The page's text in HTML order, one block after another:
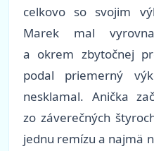
celkovo so svojim
Marek mal
a okrem zbytočnej
podal priemerný
nesklamal. Anička
zo záverečných
jednu remízu a najmä